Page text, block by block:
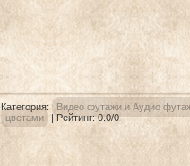
Категория: Видео футажи и Аудио
цветами
|Рейтинг:0.0/0